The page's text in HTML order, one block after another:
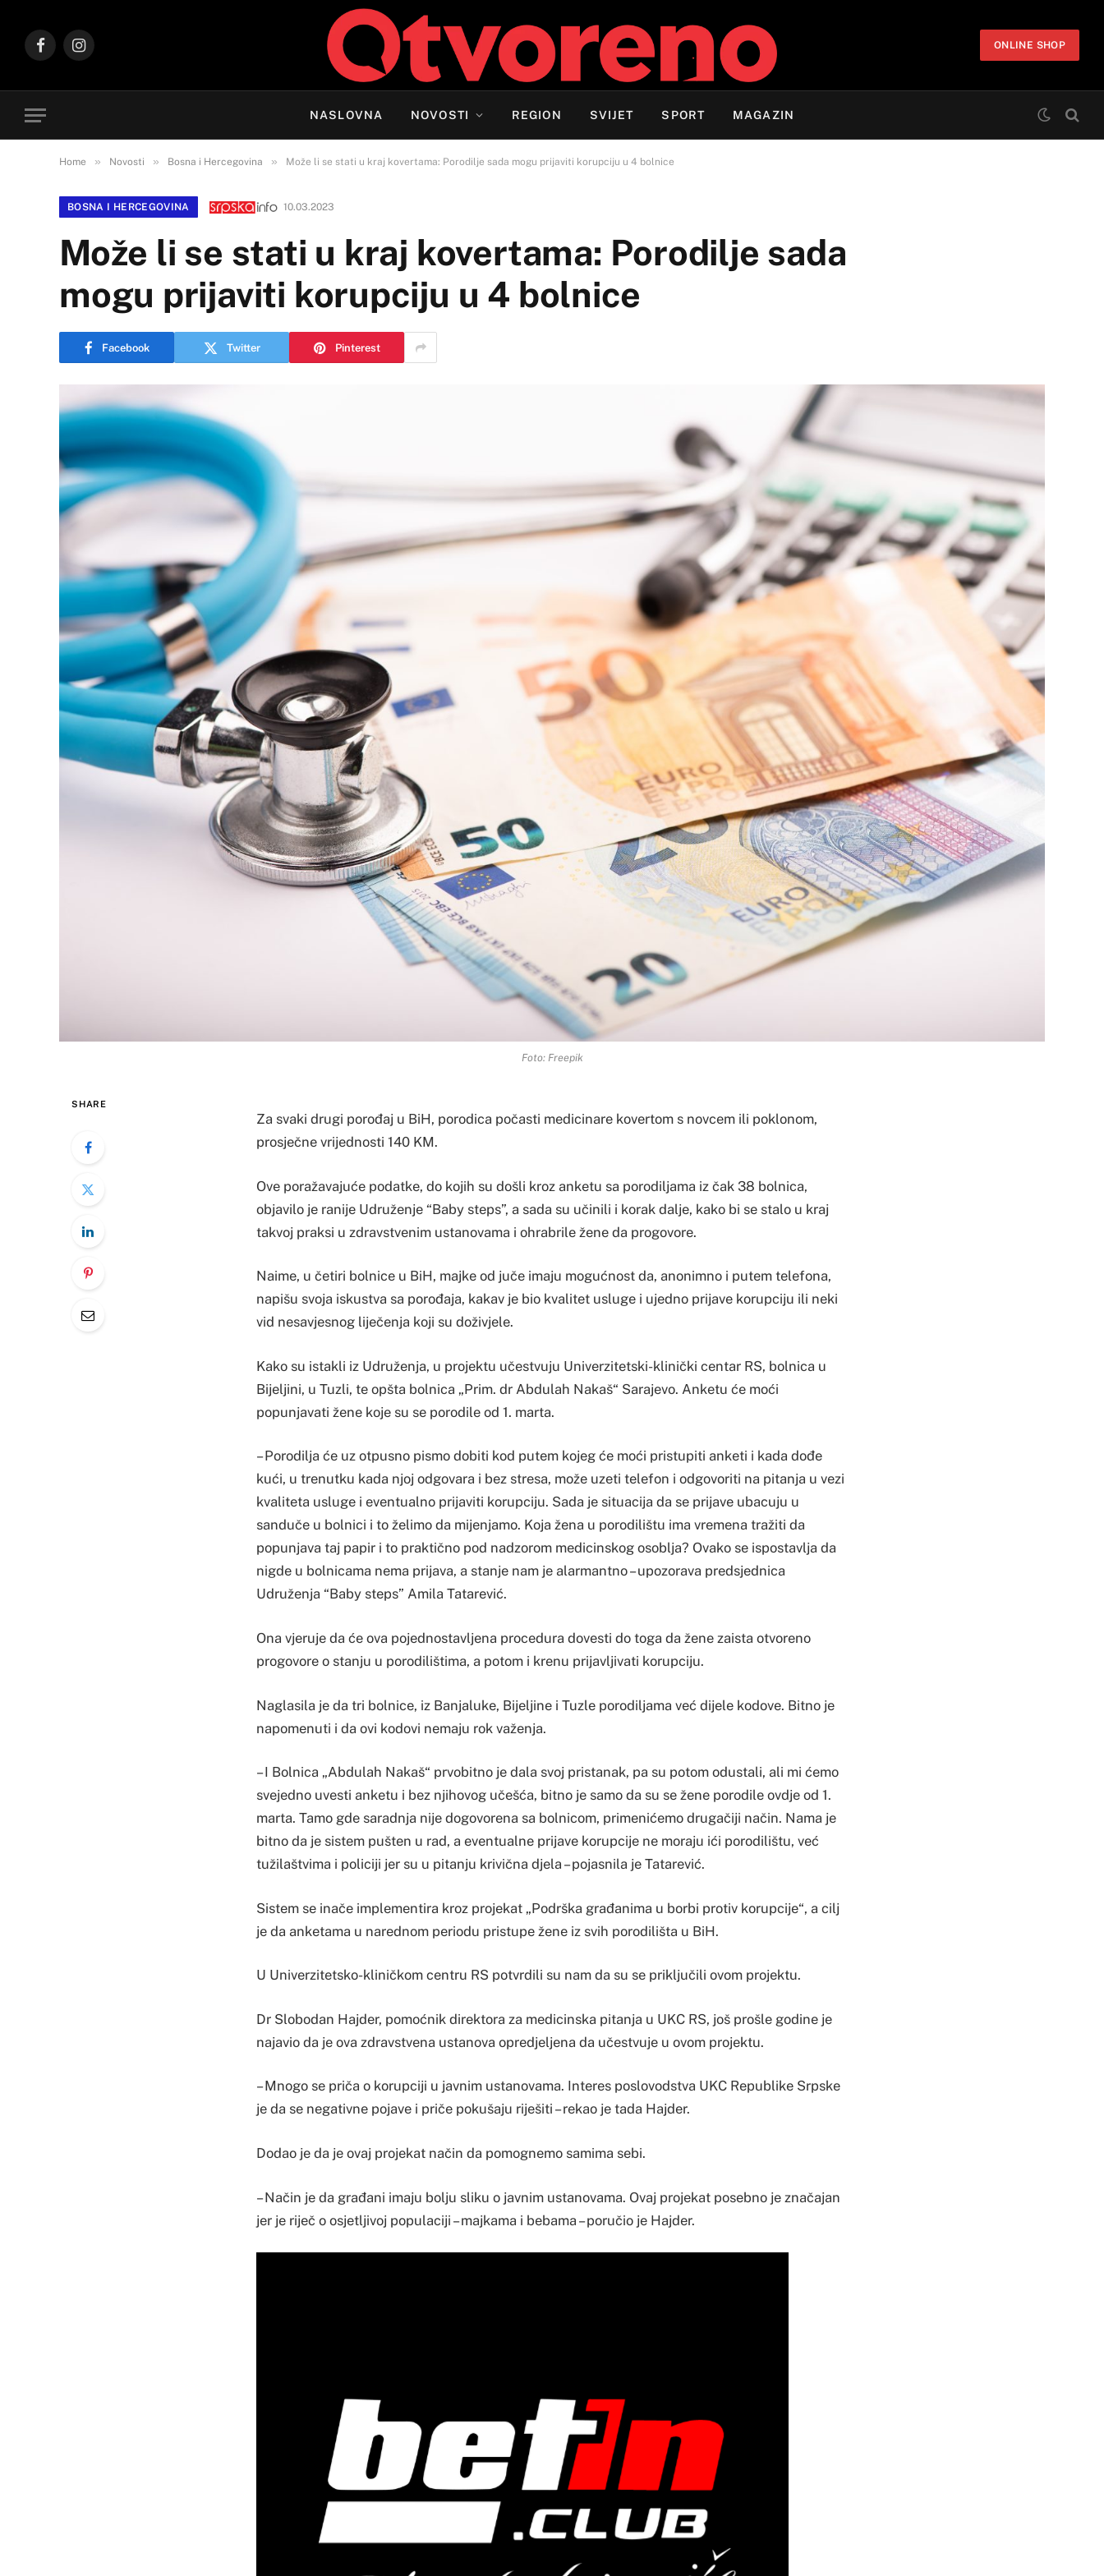
FacebookInstagram
ONLINE SHOP
NASLOVNA NOVOSTI REGION SVIJET SPORT MAGAZIN
Home » Novosti » Bosna i Hercegovina » Može li se stati u kraj kovertama: Porodilje sada mogu prijaviti korupciju u 4 bolnice
BOSNA I HERCEGOVINA 10.03.2023
Može li se stati u kraj kovertama: Porodilje sada
mogu prijaviti korupciju u 4 bolnice
Facebook Twitter Pinterest
Foto: Freepik
SHARE
Za svaki drugi porođaj u BiH, porodica počasti medicinare kovertom s novcem ili poklonom,
prosječne vrijednosti 140 KM.
Ove poražavajuće podatke, do kojih su došli kroz anketu sa porodiljama iz čak 38 bolnica,
objavilo je ranije Udruženje “Baby steps”, a sada su učinili i korak dalje, kako bi se stalo u kraj
takvoj praksi u zdravstvenim ustanovama i ohrabrile žene da progovore.
Naime, u četiri bolnice u BiH, majke od juče imaju mogućnost da, anonimno i putem telefona,
napišu svoja iskustva sa porođaja, kakav je bio kvalitet usluge i ujedno prijave korupciju ili neki
vid nesavjesnog liječenja koji su doživjele.
Kako su istakli iz Udruženja, u projektu učestvuju Univerzitetski-klinički centar RS, bolnica u
Bijeljini, u Tuzli, te opšta bolnica „Prim. dr Abdulah Nakaš“ Sarajevo. Anketu će moći
popunjavati žene koje su se porodile od 1. marta.
– Porodilja će uz otpusno pismo dobiti kod putem kojeg će moći pristupiti anketi i kada dođe
kući, u trenutku kada njoj odgovara i bez stresa, može uzeti telefon i odgovoriti na pitanja u vezi
kvaliteta usluge i eventualno prijaviti korupciju. Sada je situacija da se prijave ubacuju u
sanduče u bolnici i to želimo da mijenjamo. Koja žena u porodilištu ima vremena tražiti da
popunjava taj papir i to praktično pod nadzorom medicinskog osoblja? Ovako se ispostavlja da
nigde u bolnicama nema prijava, a stanje nam je alarmantno – upozorava predsjednica
Udruženja “Baby steps” Amila Tatarević.
Ona vjeruje da će ova pojednostavljena procedura dovesti do toga da žene zaista otvoreno
progovore o stanju u porodilištima, a potom i krenu prijavljivati korupciju.
Naglasila je da tri bolnice, iz Banjaluke, Bijeljine i Tuzle porodiljama već dijele kodove. Bitno je
napomenuti i da ovi kodovi nemaju rok važenja.
– I Bolnica „Abdulah Nakaš“ prvobitno je dala svoj pristanak, pa su potom odustali, ali mi ćemo
svejedno uvesti anketu i bez njihovog učešća, bitno je samo da su se žene porodile ovdje od 1.
marta. Tamo gde saradnja nije dogovorena sa bolnicom, primenićemo drugačiji način. Nama je
bitno da je sistem pušten u rad, a eventualne prijave korupcije ne moraju ići porodilištu, već
tužilaštvima i policiji jer su u pitanju krivična djela – pojasnila je Tatarević.
Sistem se inače implementira kroz projekat „Podrška građanima u borbi protiv korupcije“, a cilj
je da anketama u narednom periodu pristupe žene iz svih porodilišta u BiH.
U Univerzitetsko-kliničkom centru RS potvrdili su nam da su se priključili ovom projektu.
Dr Slobodan Hajder, pomoćnik direktora za medicinska pitanja u UKC RS, još prošle godine je
najavio da je ova zdravstvena ustanova opredjeljena da učestvuje u ovom projektu.
– Mnogo se priča o korupciji u javnim ustanovama. Interes poslovodstva UKC Republike Srpske
je da se negativne pojave i priče pokušaju riješiti – rekao je tada Hajder.
Dodao je da je ovaj projekat način da pomognemo samima sebi.
– Način je da građani imaju bolju sliku o javnim ustanovama. Ovaj projekat posebno je značajan
jer je riječ o osjetljivoj populaciji – majkama i bebama – poručio je Hajder.